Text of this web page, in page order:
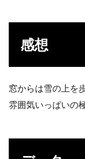
感想
窓からは雪の上を
雰囲気いっぱいの